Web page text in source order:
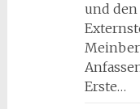
und
Erste…